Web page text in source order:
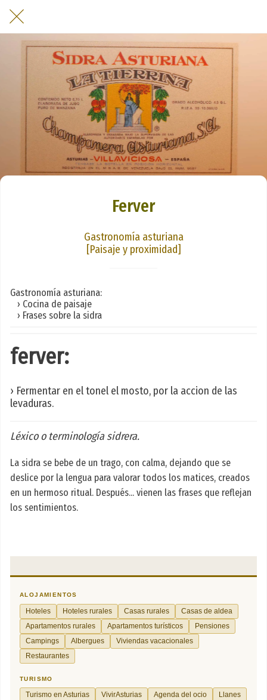
Ferver
Gastronomía asturiana
[Paisaje y proximidad]
Gastronomía asturiana:
› Cocina de paisaje
› Frases sobre la sidra
ferver:
› Fermentar en el tonel el mosto, por la accion de las
levaduras.
Léxico o terminología sidrera.
La sidra se bebe de un trago, con calma, dejando que se
deslice por la lengua para valorar todos los matices, creados
en un hermoso ritual. Después... vienen las frases que reflejan
los sentimientos.